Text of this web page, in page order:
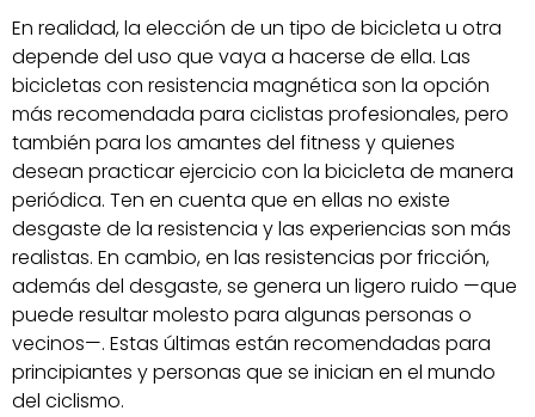
En realidad, la elección de un tipo de bicicleta u otra
depende del uso que vaya a hacerse de ella. Las
bicicletas con resistencia magnética son la opción
más recomendada para ciclistas profesionales, pero
también para los amantes del fitness y quienes
desean practicar ejercicio con la bicicleta de manera
periódica. Ten en cuenta que en ellas no existe
desgaste de la resistencia y las experiencias son más
realistas. En cambio, en las resistencias por fricción,
además del desgaste, se genera un ligero ruido —que
puede resultar molesto para algunas personas o
vecinos—. Estas últimas están recomendadas para
principiantes y personas que se inician en el mundo
del ciclismo.